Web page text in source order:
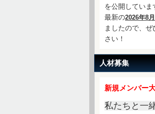
を公開していま
最新の2026年8
ましたので、
さい！
人材募集
新規メンバー
私たちと一